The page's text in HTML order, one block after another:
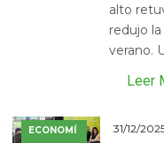
alto
redujo
verano.
Leer
ECONOMÍ
31/12/